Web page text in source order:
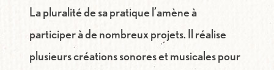
La pluralité de sa pratique l’amène à
participer à de nombreux projets. Il réalise
plusieurs créations sonores et musicales pour